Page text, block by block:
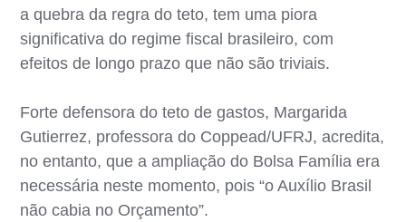
a quebra da regra do teto, tem uma piora
significativa do regime fiscal brasileiro, com
efeitos de longo prazo que não são triviais.
Forte defensora do teto de gastos, Margarida
Gutierrez, professora do Coppead/UFRJ, acredita,
no entanto, que a ampliação do Bolsa Família era
necessária neste momento, pois “o Auxílio Brasil
não cabia no Orçamento”.